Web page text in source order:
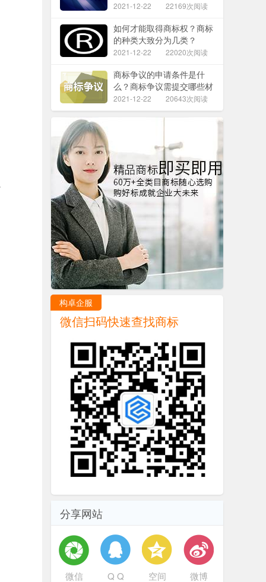
2021-12-22 22169次阅读
如何才能取得商标权？商标
的种类大致分为几类？
2021-12-22 22020次阅读
商标争议的申请条件是什
么？商标争议需提交哪些材
料？
2021-12-22 20643次阅读
构卓企服
微信扫码快速查找商标
分享网站
微信 Q Q 空间 微博